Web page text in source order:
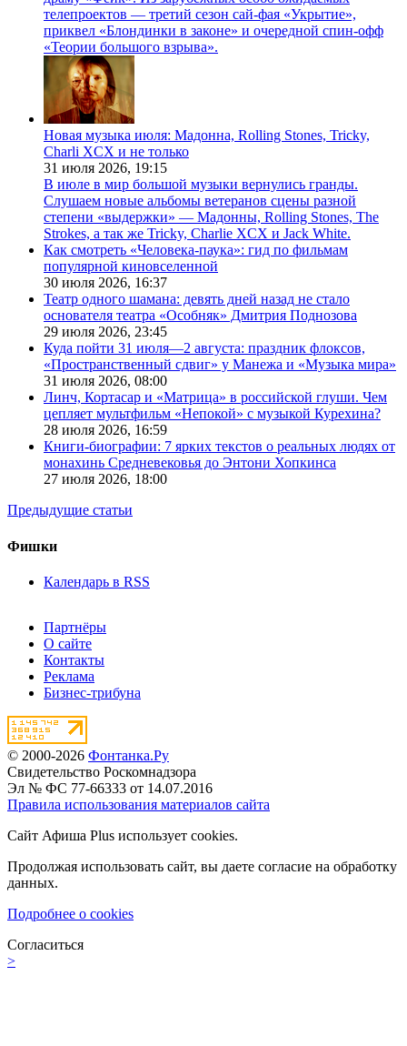
телепроектов — третий сезон сай-фая «Укрытие»,
приквел «Блондинки в законе» и очередной спин-офф
«Теории большого взрыва».
Новая музыка июля: Мадонна, Rolling Stones, Tricky,
Charli XCX и не только
31 июля 2026, 19:15
В июле в мир большой музыки вернулись гранды.
Слушаем новые альбомы ветеранов сцены разной
степени «выдержки» — Мадонны, Rolling Stones, The
Strokes, а так же Tricky, Charlie XCX и Jack White.
Как смотреть «Человека-паука»: гид по фильмам
популярной киновселенной
30 июля 2026, 16:37
Театр одного шамана: девять дней назад не стало
основателя театра «Особняк» Дмитрия Поднозова
29 июля 2026, 23:45
Куда пойти 31 июля—2 августа: праздник флоксов,
«Пространственный сдвиг» у Манежа и «Музыка мира»
31 июля 2026, 08:00
Линч, Кортасар и «Матрица» в российской глуши. Чем
цепляет мультфильм «Непокой» с музыкой Курехина?
28 июля 2026, 16:59
Книги-биографии: 7 ярких текстов о реальных людях от
монахинь Средневековья до Энтони Хопкинса
27 июля 2026, 18:00
Предыдущие статьи
Фишки
Календарь в RSS
Партнёры
О сайте
Контакты
Реклама
Бизнес-трибуна
© 2000-2026 Фонтанка.Ру
Свидетельство Роскомнадзора
Эл № ФС 77-66333 от 14.07.2016
Правила использования материалов сайта
Сайт Афиша Plus использует cookies.
Продолжая использовать сайт, вы даете согласие на обработку
данных.
Подробнее о cookies
Согласиться
>